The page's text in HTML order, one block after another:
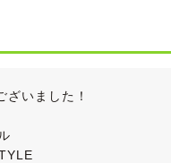
いました！